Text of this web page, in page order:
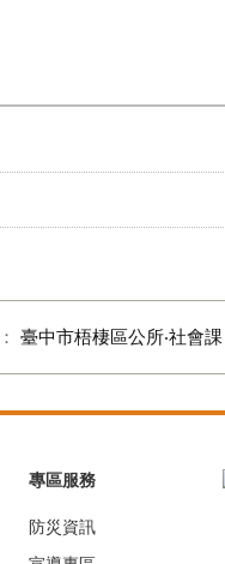
臺中市梧棲區公所‧社會課
專區服務
防災資訊